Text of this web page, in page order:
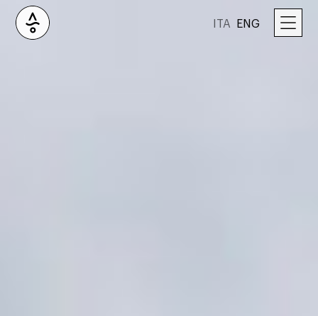
ITA ENG